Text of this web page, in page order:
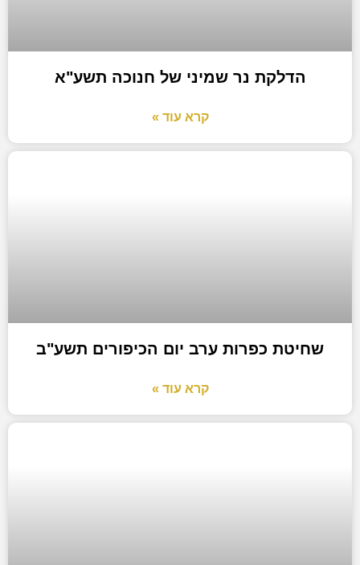
הדלקת נר שמיני של חנוכה תשע"א
קרא עוד »
שחיטת כפרות ערב יום הכיפורים תשע"ב
קרא עוד »